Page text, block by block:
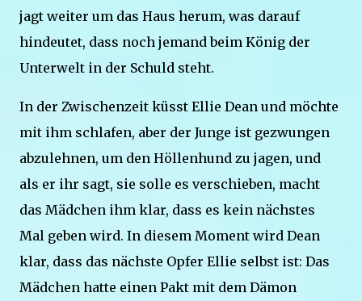
jagt weiter um das Haus herum, was darauf
hindeutet, dass noch jemand beim König der
Unterwelt in der Schuld steht.
In der Zwischenzeit küsst Ellie Dean und möchte
mit ihm schlafen, aber der Junge ist gezwungen
abzulehnen, um den Höllenhund zu jagen, und
als er ihr sagt, sie solle es verschieben, macht
das Mädchen ihm klar, dass es kein nächstes
Mal geben wird. In diesem Moment wird Dean
klar, dass das nächste Opfer Ellie selbst ist: Das
Mädchen hatte einen Pakt mit dem Dämon